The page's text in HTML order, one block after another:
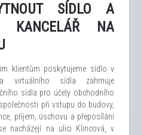
SÍDLO A
KANCELÁŘ NA
klientům poskytujeme sídlo v
virtuálního sídla zahrnuje
sídla pro účely obchodního
při vstupu do budovy,
příjem, úschovu a přeposílání
nacházejí na ulici Klincová, v